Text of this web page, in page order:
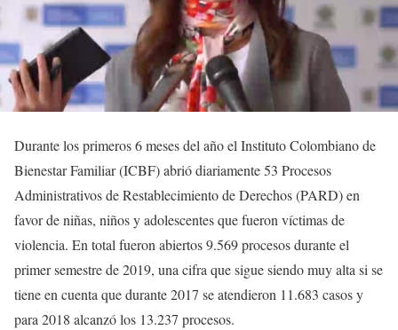
Durante los primeros 6 meses del año el Instituto Colombiano de
Bienestar Familiar (ICBF) abrió diariamente 53 Procesos
Administrativos de Restablecimiento de Derechos (PARD) en
favor de niñas, niños y adolescentes que fueron víctimas de
violencia. En total fueron abiertos 9.569 procesos durante el
primer semestre de 2019, una cifra que sigue siendo muy alta si se
tiene en cuenta que durante 2017 se atendieron 11.683 casos y
para 2018 alcanzó los 13.237 procesos.